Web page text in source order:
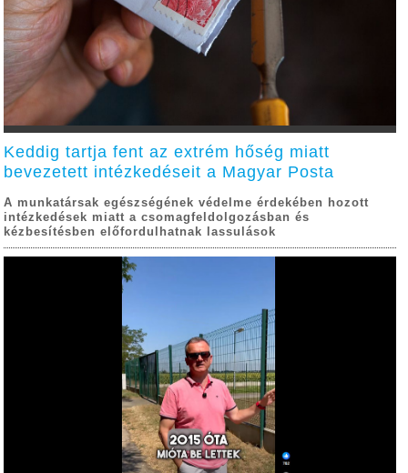
Keddig tartja fent az extrém hőség miatt
bevezetett intézkedéseit a Magyar Posta
A munkatársak egészségének védelme érdekében hozott
intézkedések miatt a csomagfeldolgozásban és
kézbesítésben előfordulhatnak lassulások